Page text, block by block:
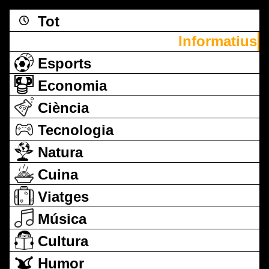
Tot
Informatius
Esports
Economia
Ciència
Tecnologia
Natura
Cuina
Viatges
Música
Cultura
Humor